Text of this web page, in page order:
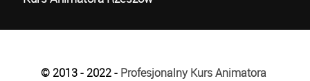
© 2013 - 2022 - Profesjonalny Kurs Animatora